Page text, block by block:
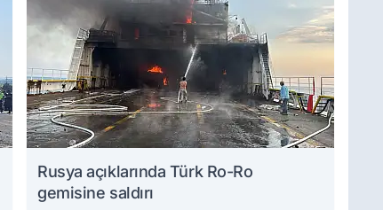
Rusya açıklarında Türk Ro-Ro
gemisine saldırı